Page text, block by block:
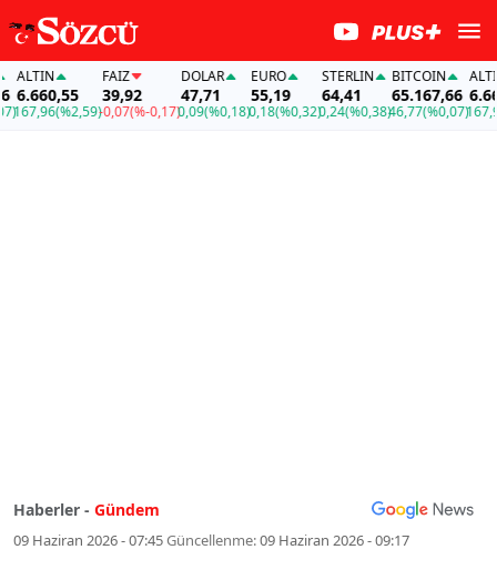
(%2,59)
FAİZ
39,92
-0,07(%-0,17)
DOLAR
47,71
0,09(%0,18)
EURO
55,19
0,18(%0,32)
STERLIN
64,41
0,24(%0,38)
BITCOIN
65.167,66
46,77(%0,07)
ALTIN
167,96
Haberler - Gündem
09 Haziran 2026 - 07:45Güncellenme:09 Haziran 2026 - 09:17